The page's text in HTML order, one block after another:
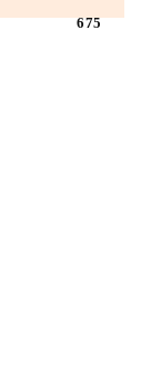
675